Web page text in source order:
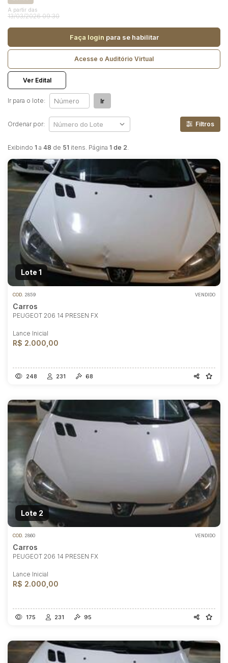
A partir das
13/03/2026 09:30
Faça login para se habilitar
Acesse o Auditório Virtual
Ver Edital
Exibindo 1 a 48 de 51 itens. Página 1 de 2.
Ir para o lote: Ir
Ordenar por: Filtros
Lote 1
COD. 2859 VENDIDO
Carros
PEUGEOT 206 14 PRESEN FX
Lance Inicial
R$ 2.000,00
248 231 68
Lote 2
COD. 2860 VENDIDO
Carros
PEUGEOT 206 14 PRESEN FX
Lance Inicial
R$ 2.000,00
175 231 95